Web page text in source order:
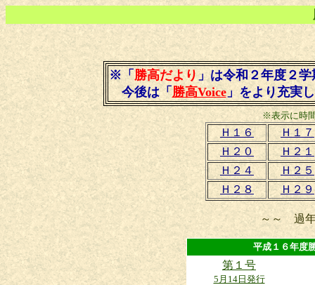
※「 勝高だより 」は令和２年度２
今後は「勝高Voice」をより充実
※表示に時
Ｈ１６
Ｈ１７
Ｈ２０
Ｈ２１
Ｈ２４
Ｈ２５
Ｈ２８
Ｈ２９
～～ 過
平成１６年
第１号
5月14日発行